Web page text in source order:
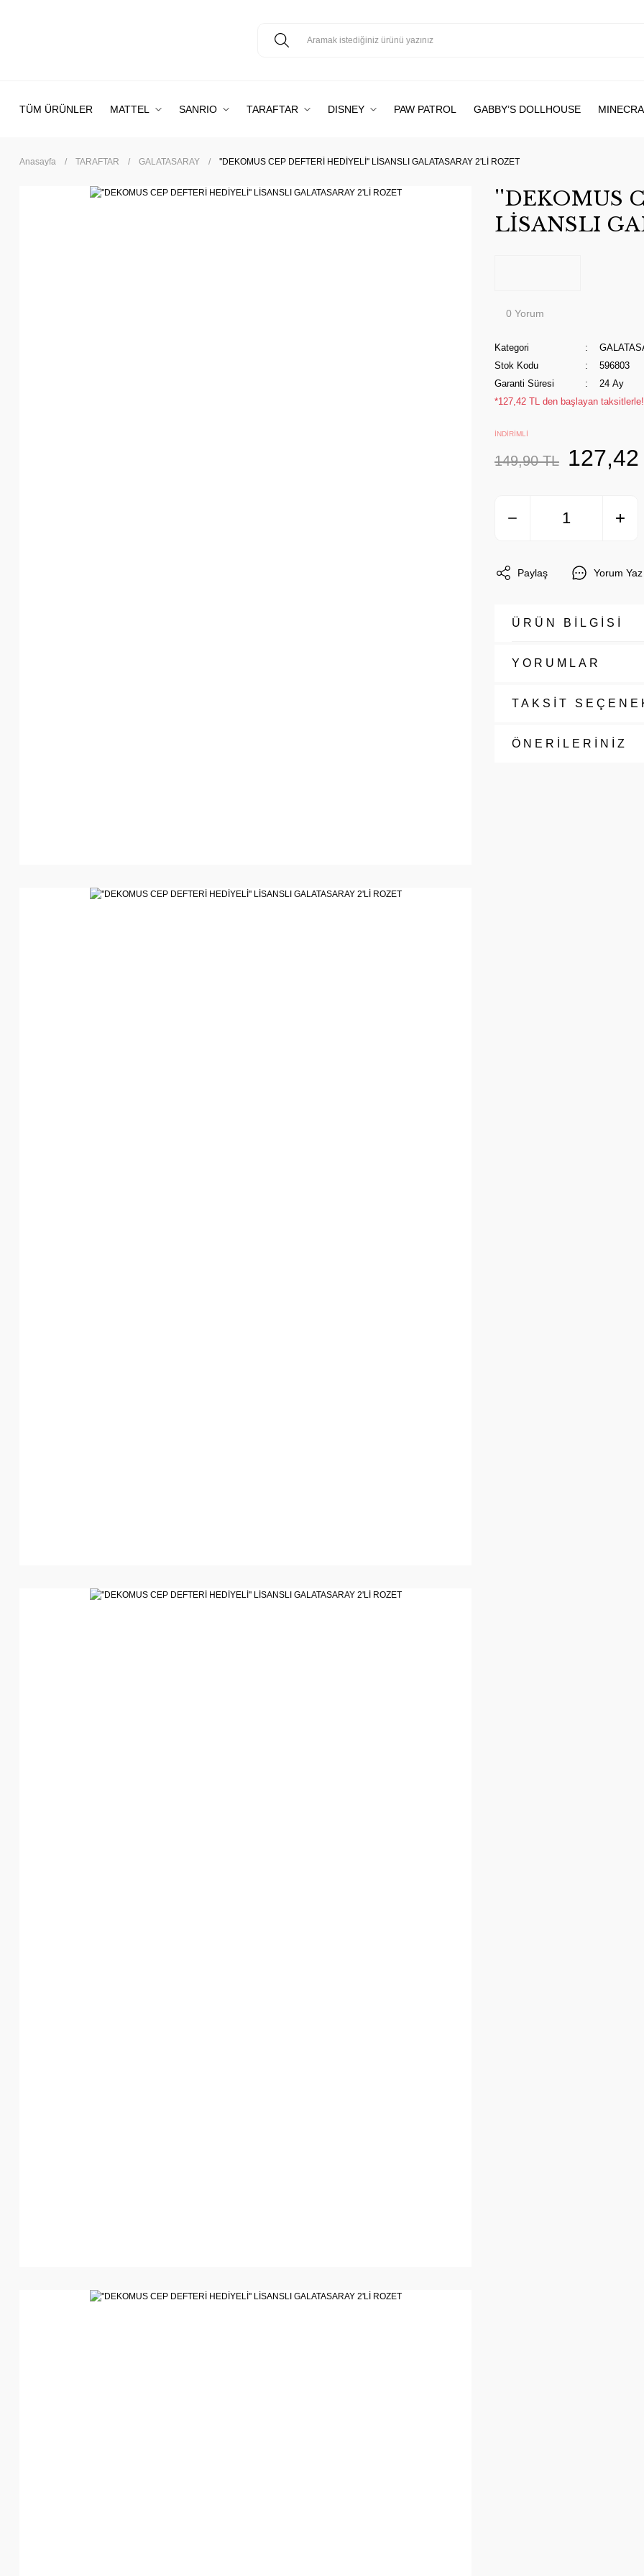
TÜM ÜRÜNLER MATTEL SANRIO TARAFTAR DISNEY PAW PATROL GABBY’S DOLLHOUSE
Anasayfa TARAFTAR GALATASARAY ''DEKOMUS CEP DEFTERİ HEDİYELİ'' LİSANSLI GALATASARAY 2'Lİ ROZET
''DEKOMUS
LİSANSLI
0 Yorum
Kategori
Stok Kodu
596803
Garanti Süresi
24 Ay
*127,42 TL den başlayan taksitlerle!
İNDİRİMLİ
149,90 TL 127,42
Paylaş Yorum Yaz
ÜRÜN BİLGİSİ
YORUMLAR
TAKSİT
ÖNERİLERİNİZ